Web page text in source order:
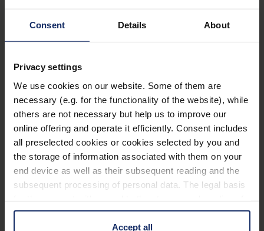
Consent Details About
Privacy settings
We use cookies on our website. Some of them are
necessary (e.g. for the functionality of the website), while
others are not necessary but help us to improve our
online offering and operate it efficiently. Consent includes
all preselected cookies or cookies selected by you and
the storage of information associated with them on your
end device as well as their subsequent reading and the
subsequent processing of personal data. The legal basis
information is Art. 25 para. 1 TDDDG and with regard to
the processing of personal data Art. 6 para. 1 lit. a
Accept all
Percepción mejorada de los colores respecto a
las gafas con filtros laterales puros
Ideal para largas permanencias al aire libre
ojos sensibles al deslumbramiento,
enfermedades de la retina y tras una operación
de cataratas
Equipamiento
del deslumbramiento mediante el bloqueo de las
porciones de luz de onda corta ricas en energía